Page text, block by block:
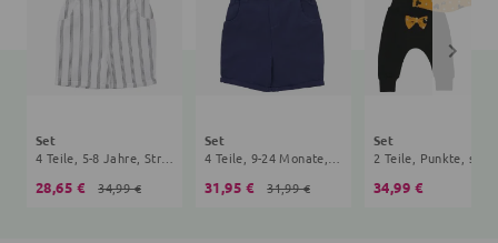
Set
4 Teile, 5-8 Jahre, Streifen, weiß, grau
28,65 € 34,99 €
Set
4 Teile, 9-24 Monate, navy, hellblau
31,95 € 31,99 €
Set
34,99 €